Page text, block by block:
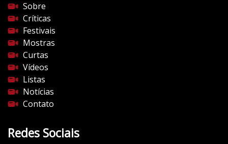
d
o
c
i
n
e
m
a
.
o
Sobre
Críticas
Festivais
Mostras
Curtas
Vídeos
Listas
Notícias
Contato
Redes Sociais